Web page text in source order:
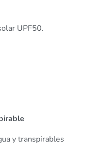
UPF50.
y transpirables